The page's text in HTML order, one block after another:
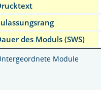
des Moduls (SWS)
Module